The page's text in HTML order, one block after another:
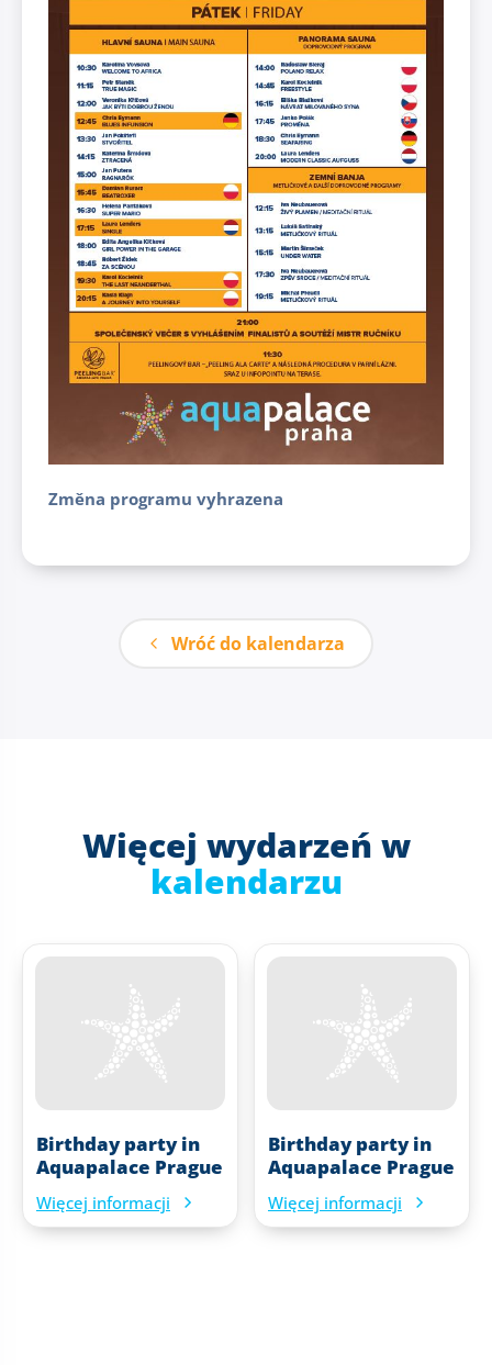
Změna programu vyhrazena
Wróć do kalendarza
Więcej wydarzeń w
kalendarzu
Birthday party in
Aquapalace Prague
Więcej informacji
Birthday party in
Aquapalace Prague
Więcej informacji